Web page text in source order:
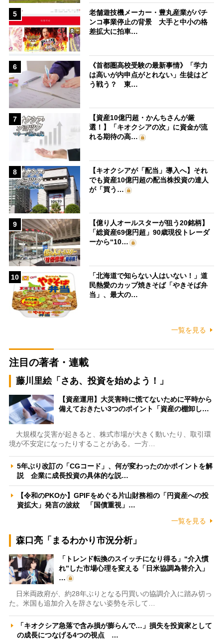
5
老舗遊技機メーカー・豊丸産業がパチ
ンコ事業停止の背景 大手と中小の格
差拡大に拍車…
6
《首都圏高校受験の最新事情》「学力
は高いが内申点がとれない」生徒はど
う戦う？ 東…
7
【資産10億円超・かんちさんが厳
選！】「キオクシアの次」に資金が流
れる期待の高…
8
【キオクシアが「配当」導入へ】それ
でも資産10億円超の配当株投資の達人
が「買う…
9
【億り人オールスターが狙う20銘柄】
「総資産69億円超」90歳現役トレーダ
ーから“10…
10
「北海道で知らない人はいない！」道
民熱愛のカップ焼きそば「やきそば弁
当」、最大の…
一覧を見る
注目の著者・連載
藤川里絵「さあ、投資を始めよう！」
【資産運用】大災害時に慌てないために平時から
備えておきたい3つのポイント「資産の棚卸し…
大規模な災害が起きると、株式市場が大きく動いたり、取引環
境が不安定になったりすることがある。一方…
5年ぶり改訂の「CGコード」、何が変わったのかポイントを解
説 企業に成長投資の具体的な説…
【令和のPKOか】GPIFをめぐる片山財務相の「円資産への投
資拡大」発言の波紋 「国債重視」…
一覧を見る
森口亮「まるわかり市況分析」
「トレンド転換のスイッチになり得る」“介入慣
れ”した市場心理を変える「日米協調為替介入」
…
日米両政府が、約28年ぶりとなる円買いの協調介入に踏み切っ
た。米国も追加介入を辞さない姿勢を示して…
「キオクシア急落で含み損が膨らんで…」損失を投資家として
の成長につなげる4つの視点 …